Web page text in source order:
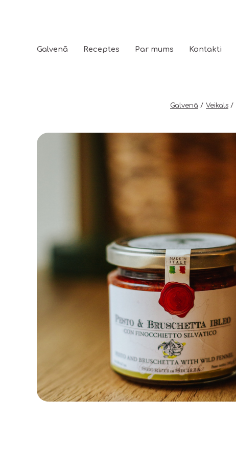
Galvenā Receptes Par mums Kontakti
Galvenā Veikals